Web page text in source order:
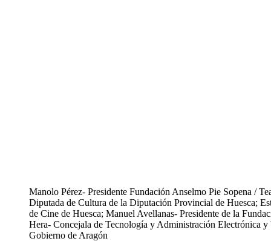
Manolo Pérez- Presidente Fundación Anselmo Pie Sopena /
Diputada de Cultura de la Diputación Provincial de Huesca;
de Cine de Huesca; Manuel Avellanas- Presidente de la
Hera- Concejala de Tecnología y Administración Electrónica
Gobierno de Aragón